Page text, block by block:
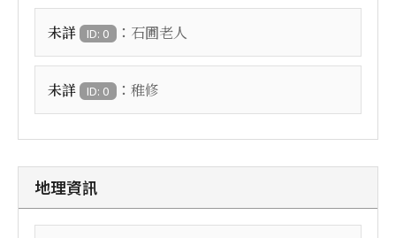
未詳 ID: 0 ： 石圃老人
未詳 ID: 0 ： 稚修
地理資訊